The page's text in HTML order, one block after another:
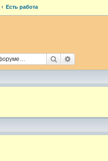
Есть работа
Поиск